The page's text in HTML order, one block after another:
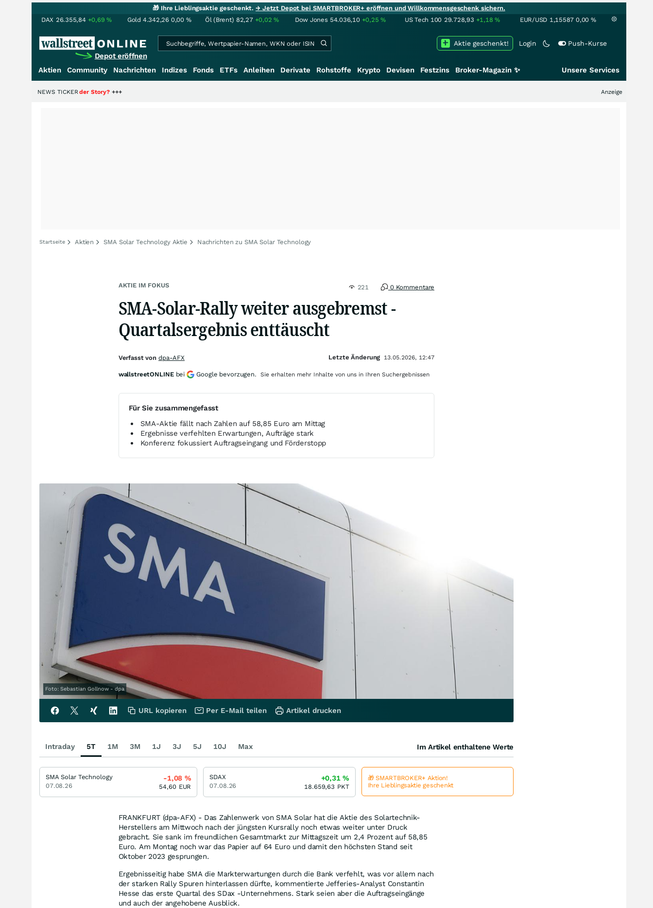
🎁 Ihre Lieblingsaktie geschenkt.→ Jetzt Depot bei SMARTBROKER+ eröffnen und Willkommensgeschenk sichern.
DAX 26.355,84 +0,69% Gold 4.342,26 0,00 % Öl (Brent) 82,27 +0,02% Dow Jones 54.036,10 +0,25% US Tech 100 29.728,93 +1,18% EUR/USD 1,15587 0,00 %
Depot eröffnen
Login Push-Kurse
Aktie geschenkt!
Aktien Community Nachrichten Indizes Fonds ETFs Anleihen Derivate Rohstoffe Krypto Devisen Festzins Broker-Magazin ✨ Unsere Services
die Hälfte der Story?+++ Anzeige
NEWS TICKER
Startseite Aktien SMA Solar Technology Aktie Nachrichten zu SMA Solar Technology
AKTIE IM FOKUS 221 0 Kommentare
SMA-Solar-Rally weiter ausgebremst -
Quartalsergebnis enttäuscht
Für Sie zusammengefasst
SMA-Aktie fällt nach Zahlen auf 58,85 Euro am Mittag
Ergebnisse verfehlten Erwartungen, Aufträge stark
Konferenz fokussiert Auftragseingang und Förderstopp
Foto: Sebastian Gollnow - dpa
FRANKFURT (dpa-AFX) - Das Zahlenwerk von SMA Solar hat die Aktie des Solartechnik-
Herstellers am Mittwoch nach der jüngsten Kursrally noch etwas weiter unter Druck
gebracht. Sie sank im freundlichen Gesamtmarkt zur Mittagszeit um 2,4 Prozent auf 58,85
Euro. Am Montag noch war das Papier auf 64 Euro und damit den höchsten Stand seit
Oktober 2023 gesprungen.
Ergebnisseitig habe SMA die Markterwartungen durch die Bank verfehlt, was vor allem nach
der starken Rally Spuren hinterlassen dürfte, kommentierte Jefferies-Analyst Constantin
Hesse das erste Quartal des SDax -Unternehmens. Stark seien aber die Auftragseingänge
und auch der angehobene Ausblick.
Verfasst von dpa-AFX Letzte Änderung 13.05.2026, 12:47
wallstreetONLINE bei Google bevorzugen. Sie erhalten mehr Inhalte von uns in Ihren Suchergebnissen
URL kopieren Per E-Mail teilen Artikel drucken
Intraday 5T 1M 3M 1J 3J 5J 10J Max Im Artikel enthaltene Werte
SMA Solar Technology
07.08.26
-1,08 %
54,60 EUR
SDAX
07.08.26
+0,31 %
18.659,63 PKT
🎁 SMARTBROKER+ Aktion!
Ihre Lieblingsaktie geschenkt